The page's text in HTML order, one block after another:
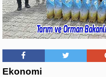
Ekonomi